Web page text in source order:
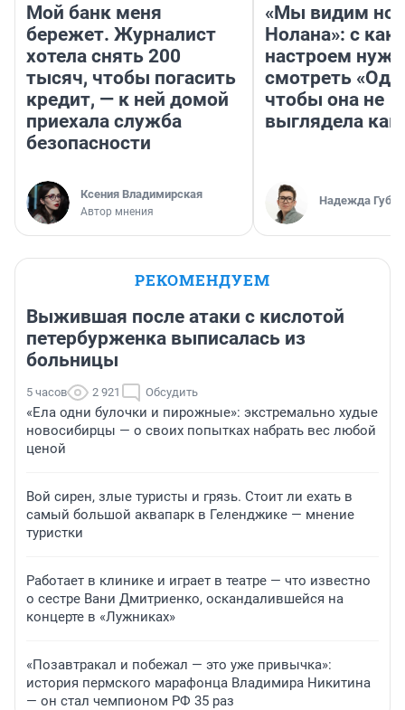
Мой банк меня
бережет. Журналист
хотела снять 200
тысяч, чтобы погасить
кредит, — к ней домой
приехала служба
безопасности
Ксения Владимирская
Автор мнения
«Мы видим
Нолана»: с
настроем
смотреть
чтобы она не
выглядела как
Надежда
РЕКОМЕНДУЕМ
Выжившая после атаки с кислотой
петербурженка выписалась из
больницы
5 часов 2 921 Обсудить
«Ела одни булочки и пирожные»: экстремально худые
новосибирцы — о своих попытках набрать вес любой
ценой
Вой сирен, злые туристы и грязь. Стоит ли ехать в
самый большой аквапарк в Геленджике — мнение
туристки
Работает в клинике и играет в театре — что известно
о сестре Вани Дмитриенко, оскандалившейся на
концерте в «Лужниках»
«Позавтракал и побежал — это уже привычка»:
история пермского марафонца Владимира Никитина
— он стал чемпионом РФ 35 раз